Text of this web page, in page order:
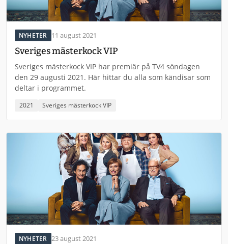
NYHETER 11 august 2021
Sveriges mästerkock VIP
Sveriges mästerkock VIP har premiär på TV4 söndagen
den 29 augusti 2021. Här hittar du alla som kändisar som
deltar i programmet.
2021 Sveriges mästerkock VIP
NYHETER 23 august 2021